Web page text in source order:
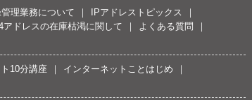
管理業務について
IPアドレストピックス
アドレスの在庫枯渇に関して
よくある質問
10分講座
インターネットことはじめ